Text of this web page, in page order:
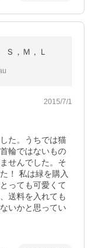
Ｓ，Ｍ，Ｌ
2015/7/1
た。うちでは猫
輪ではないもの
せんでした。そ
！ 私は緑を購入
っても可愛くて
送料を入れても
いかと思ってい